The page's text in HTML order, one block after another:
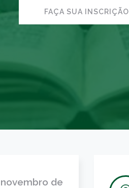
FAÇA SUA INSCRIÇÃO
de